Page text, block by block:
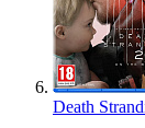
Death